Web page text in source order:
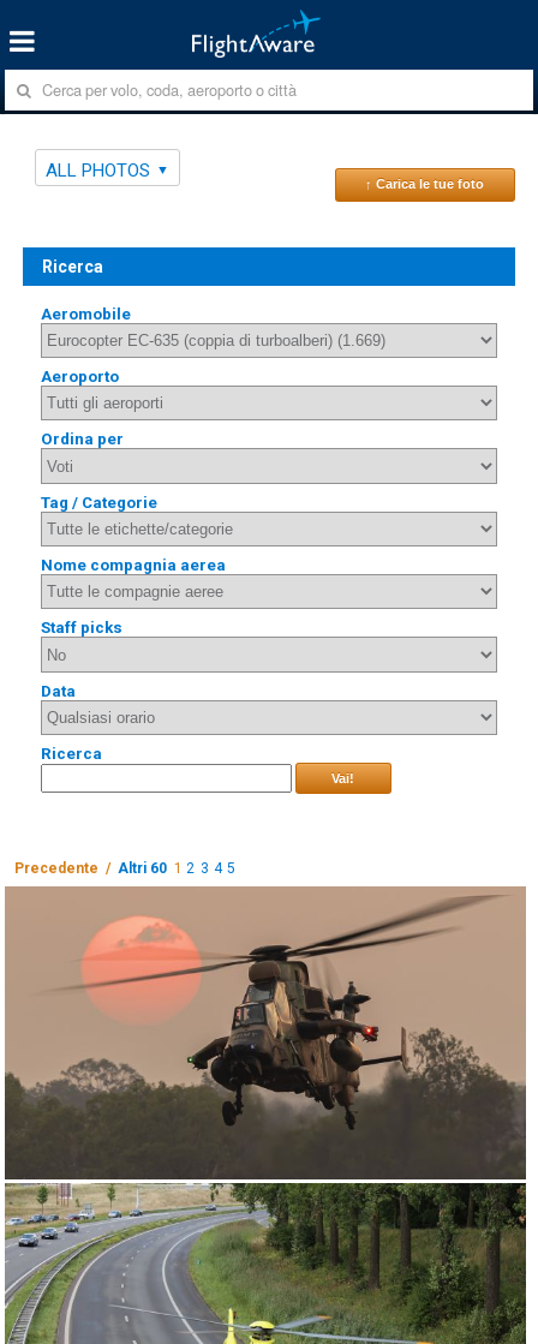
ALL PHOTOS
↑ Carica le tue foto
Ricerca
Aeromobile
Aeroporto
Ordina per
Tag / Categorie
Nome compagnia aerea
Staff picks
Data
Ricerca
Vai!
Precedente / Altri 60 1 2 3 4 5